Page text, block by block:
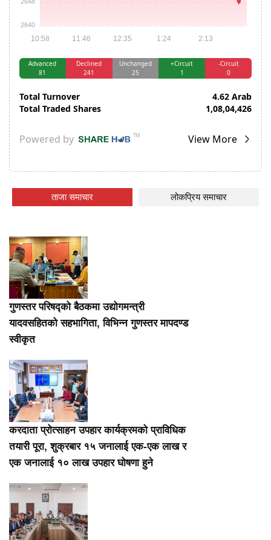
ताजा समाचार लोकप्रिय समाचार
गुणस्तर परिषद्को बैठकमा उद्योगमन्त्री
यादवसहितको सहभागिता, विभिन्न गुणस्तर मापदण्ड
स्वीकृत
करदाता प्रोत्साहन उपहार कार्यक्रमको प्राविधिक
तयारी पूरा, शुक्रबार १५ जनालाई एक-एक लाख र
एक जनालाई १० लाख उपहार घोषणा हुने